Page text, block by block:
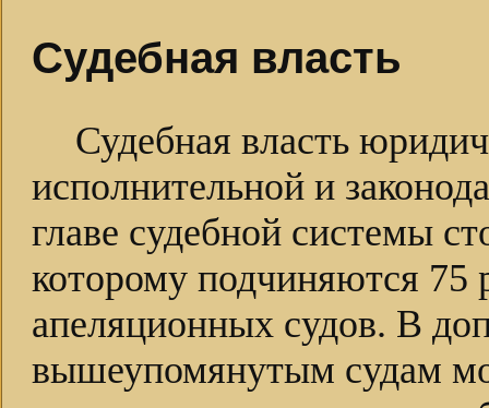
Судебная власть
Судебная власть
исполнительной и
главе судебной системы
которому подчиняются 75
апеляционных судов. В
вышеупомянутым судам